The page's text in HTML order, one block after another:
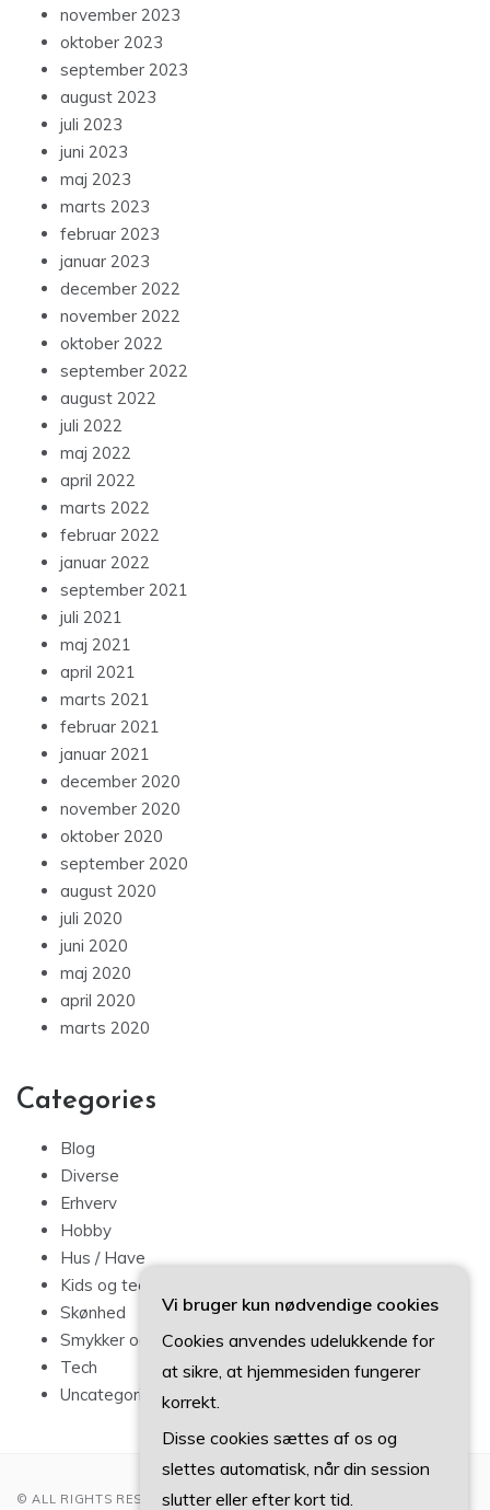
november 2023
oktober 2023
september 2023
august 2023
juli 2023
juni 2023
maj 2023
marts 2023
februar 2023
januar 2023
december 2022
november 2022
oktober 2022
september 2022
august 2022
juli 2022
maj 2022
april 2022
marts 2022
februar 2022
januar 2022
september 2021
juli 2021
maj 2021
april 2021
marts 2021
februar 2021
januar 2021
december 2020
november 2020
oktober 2020
september 2020
august 2020
juli 2020
juni 2020
maj 2020
april 2020
marts 2020
Categories
Blog
Diverse
Erhverv
Hobby
Hus / Have
Kids og teens
Skønhed
Smykker og mode
Tech
Uncategorized
© ALL RIGHTS RESERVED 2022
Vi bruger kun nødvendige cookies
Cookies anvendes udelukkende for
at sikre, at hjemmesiden fungerer
korrekt.
Disse cookies sættes af os og
slettes automatisk, når din session
slutter eller efter kort tid.